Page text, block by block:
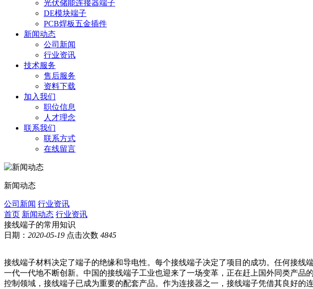
光伏储能连接器端子
DE模块端子
PCB焊板五金插件
新闻动态
公司新闻
行业资讯
技术服务
售后服务
资料下载
加入我们
职位信息
人才理念
联系我们
联系方式
在线留言
新闻动态
公司新闻 行业资讯
首页 新闻动态 行业资讯
接线端子的常用知识
日期： 2020-05-19 点击次数 4845
接线端子材料决定了端子的绝缘和导电性。每个接线端子决定了项目的成功。任何接
一代一代地不断创新。中国的接线端子工业也迎来了一场变革，正在赶上国外同类产
控制领域，接线端子已成为重要的配套产品。作为连接器之一，接线端子凭借其良好